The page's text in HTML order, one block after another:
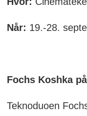
Når: 19.-28.
Fochs Koshka
Teknoduoen